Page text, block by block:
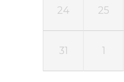
24 25
31 1